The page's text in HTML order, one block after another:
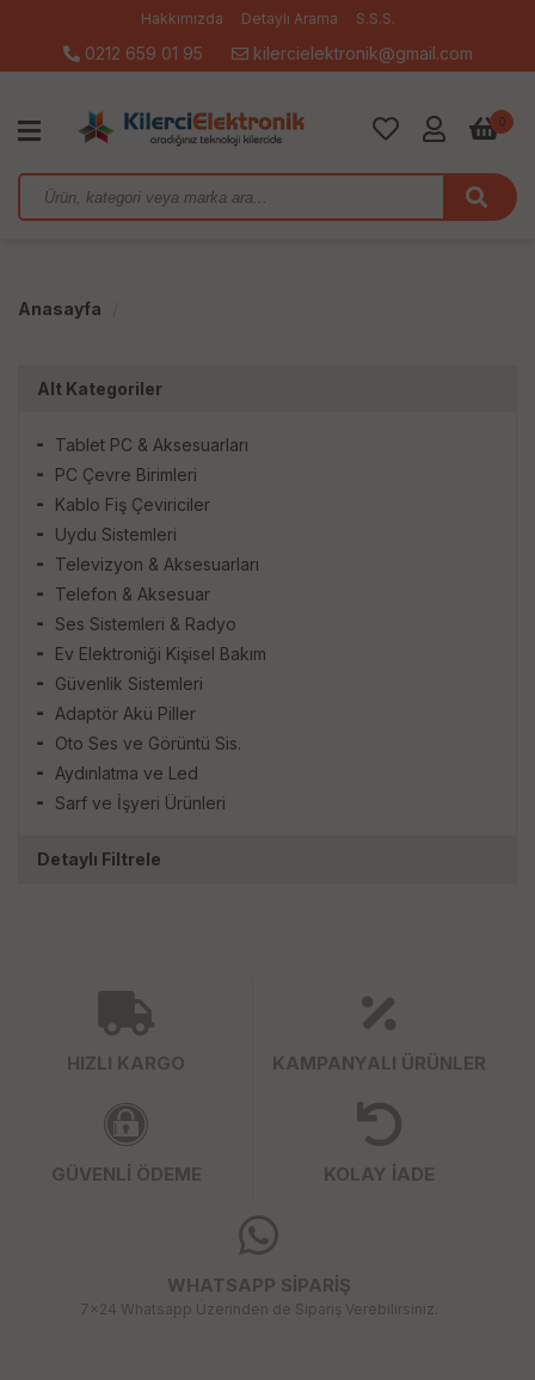
Hakkımızda Detaylı Arama S.S.S.
0212 659 01 95 kilercielektronik@gmail.com
0
Anasayfa
Alt Kategoriler
Tablet PC & Aksesuarları
PC Çevre Birimleri
Kablo Fiş Çeviriciler
Uydu Sistemleri
Televizyon & Aksesuarları
Telefon & Aksesuar
Ses Sistemleri & Radyo
Ev Elektroniği Kişisel Bakım
Güvenlik Sistemleri
Adaptör Akü Piller
Oto Ses ve Görüntü Sis.
Aydınlatma ve Led
Sarf ve İşyeri Ürünleri
Detaylı Filtrele
HIZLI KARGO KAMPANYALI ÜRÜNLER
GÜVENLİ ÖDEME KOLAY İADE
WHATSAPP SİPARİŞ
7x24 Whatsapp Üzerinden de Sipariş Verebilirsiniz.